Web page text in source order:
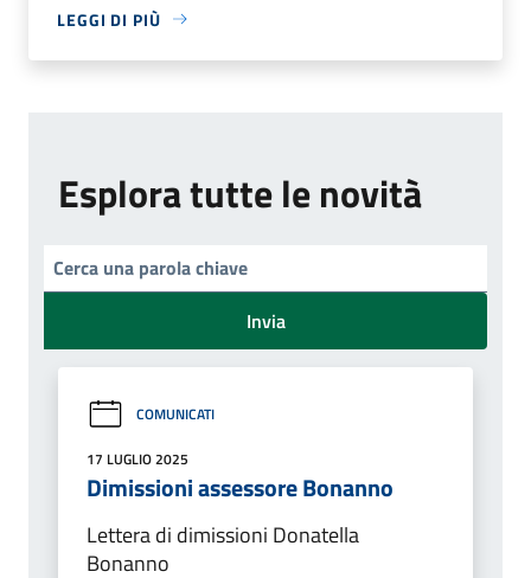
LEGGI DI PIÙ
Esplora tutte le novità
Invia
COMUNICATI
17 LUGLIO 2025
Dimissioni assessore Bonanno
Lettera di dimissioni Donatella
Bonanno